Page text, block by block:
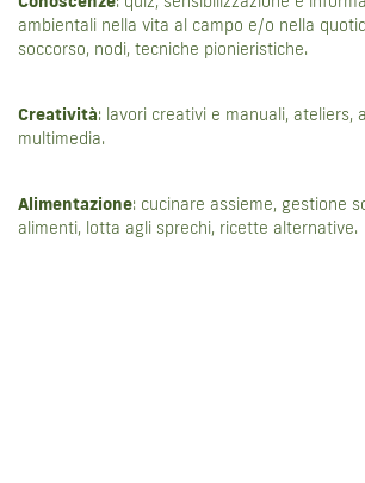
ESPERIENZE CONDIVISE
PARTECIPARE
NEWS
ambientali nella vita al campo e/o nella
soccorso, nodi, tecniche pionieristiche.
Creatività: lavori creativi e manuali, ateliers,
multimedia.
Alimentazione: cucinare assieme, gestione
alimenti, lotta agli sprechi, ricette alternative.